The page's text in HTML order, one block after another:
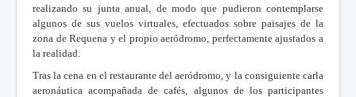
realizando su junta anual, de modo que pudieron contemplarse
algunos de sus vuelos virtuales, efectuados sobre paisajes de la
zona de Requena y el propio aeródromo, perfectamente ajustados a
la realidad.
Tras la cena en el restaurante del aeródromo, y la consiguiente carla
aeronáutica acompañada de cafés, algunos de los participantes